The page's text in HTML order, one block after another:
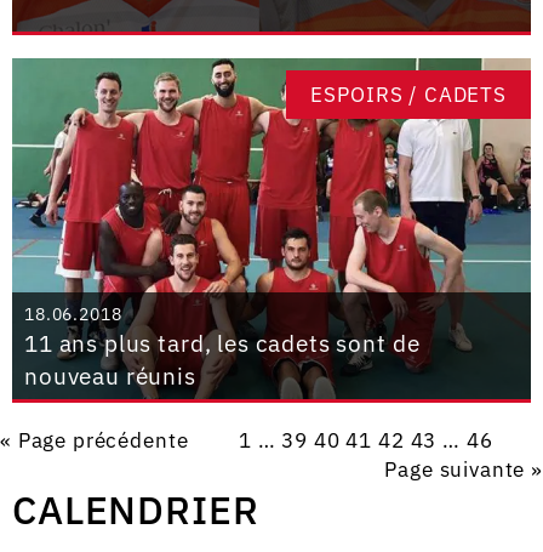
ESPOIRS / CADETS
18.06.2018
11 ans plus tard, les cadets sont de
nouveau réunis
« Page précédente 1 … 39 40 41 42 43 … 46
Page suivante »
CALENDRIER